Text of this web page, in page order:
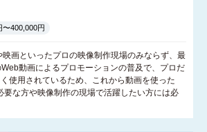
〜400,000円
画といったプロの映像制作現場のみならず、最
動画によるプロモーションの普及で、プロだ
使用されているため、これから動画を使った
要な方や映像制作の現場で活躍したい方には必